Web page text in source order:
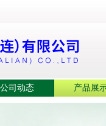
公司动态 产品展